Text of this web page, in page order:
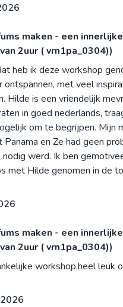
maken - een
2uur ( vrn1pa_0304))
heb ik deze workshop
ontspannen, met veel
Hilde is een vriendelijk
in goed nederlands,
om te begrijpen. Mijn
Panama en Ze had geen
werd. Ik ben
met Hilde genomen in de
maken - een
2uur ( vrn1pa_0304))
workshop,heel leuk